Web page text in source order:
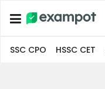
SSC CPO HSSC CET